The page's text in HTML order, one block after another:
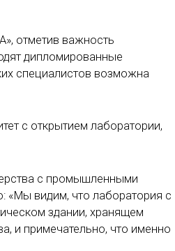
отметив важность
дипломированные
специалистов возможна
с открытием лаборатории,
с промышленными
«Мы видим, что лаборатория с
здании, хранящем
и примечательно, что именно